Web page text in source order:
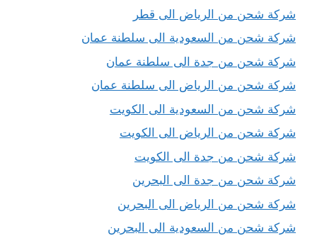
شركة شحن من الرياض الى قطر
شركة شحن من السعودية الى سلطنة عمان
شركة شحن من جدة الى سلطنة عمان
شركة شحن من الرياض الى سلطنة عمان
شركة شحن من السعودية الى الكويت
شركة شحن من الرياض الى الكويت
شركة شحن من جدة الى الكويت
شركة شحن من جدة الى البحرين
شركة شحن من الرياض الى البحرين
شركة شحن من السعودية الى البحرين